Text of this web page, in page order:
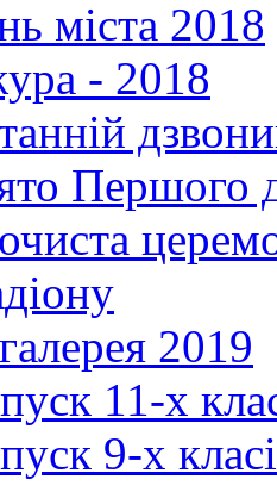
міста 2018
- 2018
Першого
2019
11-х
9-х